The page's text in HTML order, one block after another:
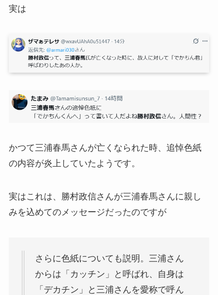
実は
かつて三浦春馬さんが亡くなられた時、追悼色紙
の内容が炎上していたようです。
実はこれは、勝村政信さんが三浦春馬さんに親し
みを込めてのメッセージだったのですが
さらに色紙についても説明。三浦さん
からは「カッチン」と呼ばれ、自身は
「デカチン」と三浦さんを愛称で呼ん